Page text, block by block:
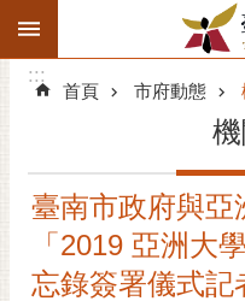
跳到主要內容區塊
搜
階
精彩府城
市府動態
:::
:::
首頁 市府動態
臺南市政府與亞
「2019 亞洲大
忘錄簽署儀式記